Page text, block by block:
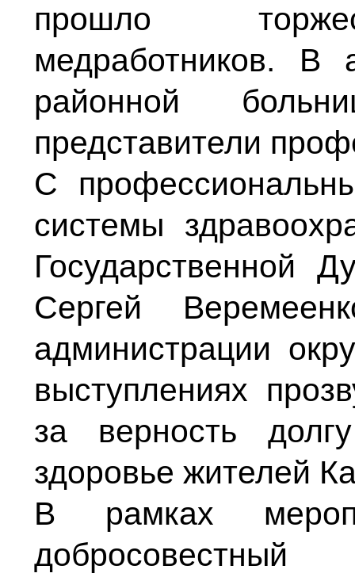
прошло
медработников. В
районной
представители
С
системы
Государственной
Сергей
администрации
выступлениях
за верность
здоровье жителей
В рамках